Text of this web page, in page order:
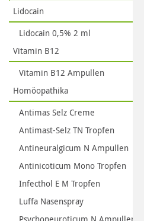
Lidocain
Lidocain 0,5% 2 ml
Vitamin B12
Vitamin B12 Ampullen
Homöopathika
Antimas Selz Creme
Antimast-Selz TN Tropfen
Antineuralgicum N Ampullen
Antinicoticum Mono Tropfen
Infecthol E M Tropfen
Luffa Nasenspray